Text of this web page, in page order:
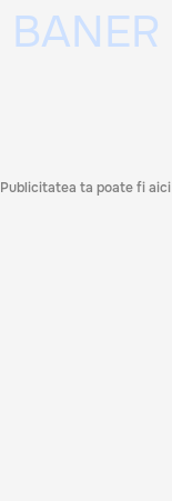
Publicitatea ta poate fi aici